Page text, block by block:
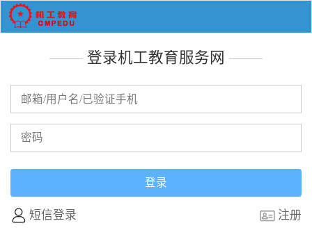
登录机工教育服务网
短信登录 注册